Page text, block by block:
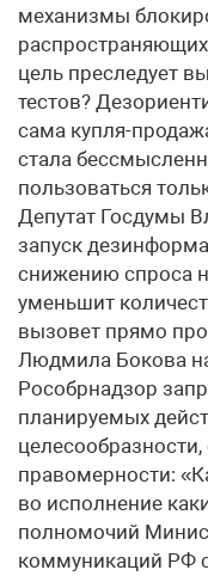
механизмы
цель преследует
тестов?
сама купля-
стала
пользоваться
Депутат Госдумы
запуск
снижению спроса
уменьшит
вызовет прямо
Людмила Бокова
Рособрнадзор
планируемых
правомерности:
во исполнение
полномочий
коммуникаций РФ